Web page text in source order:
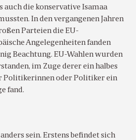
auch die konservative Isamaa
In den vergangenen Jahren
Parteien die EU-
Angelegenheiten fanden
Beachtung. EU-Wahlen wurden
im Zuge derer ein halbes
Politikerinnen oder Politiker ein
fand.
sein. Erstens befindet sich